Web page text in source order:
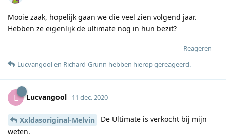
Mooie zaak, hopelijk gaan we die veel zien volgend jaar.
Hebben ze eigenlijk de ultimate nog in hun bezit?
Reageren
Lucvangoolen Richard-Grunn hebben hierop gereageerd.
L Lucvangool 11 dec. 2020
Xxldasoriginal-Melvin
De Ultimate is verkocht bij mijn
weten.